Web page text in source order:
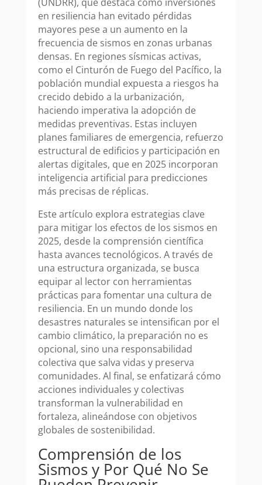
en resiliencia han evitado pérdidas
mayores pese a un aumento en la
frecuencia de sismos en zonas urbanas
densas. En regiones sísmicas activas,
como el Cinturón de Fuego del Pacífico, la
población mundial expuesta a riesgos ha
crecido debido a la urbanización,
haciendo imperativa la adopción de
medidas preventivas. Estas incluyen
planes familiares de emergencia, refuerzo
estructural de edificios y participación en
alertas digitales, que en 2025 incorporan
inteligencia artificial para predicciones
más precisas de réplicas.
Este artículo explora estrategias clave
para mitigar los efectos de los sismos en
2025, desde la comprensión científica
hasta avances tecnológicos. A través de
una estructura organizada, se busca
equipar al lector con herramientas
prácticas para fomentar una cultura de
resiliencia. En un mundo donde los
desastres naturales se intensifican por el
cambio climático, la preparación no es
opcional, sino una responsabilidad
colectiva que salva vidas y preserva
comunidades. Al final, se enfatizará cómo
acciones individuales y colectivas
transforman la vulnerabilidad en
fortaleza, alineándose con objetivos
globales de sostenibilidad.
Comprensión de los
Sismos y Por Qué No Se